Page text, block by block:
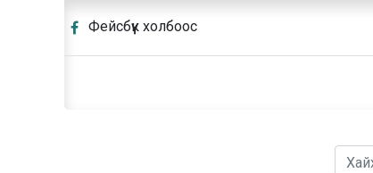
Фейсбүүк холбоос